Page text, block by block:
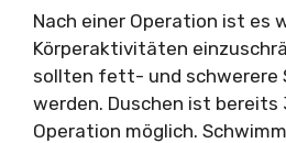
Nach einer Operation ist es
Körperaktivitäten
sollten fett- und schwerere
werden. Duschen ist bereits
Operation möglich.